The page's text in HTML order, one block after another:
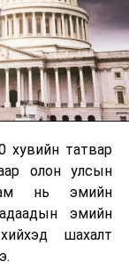
хувийн татвар
олон улсын
нь эмийн
эмийн
шахалт